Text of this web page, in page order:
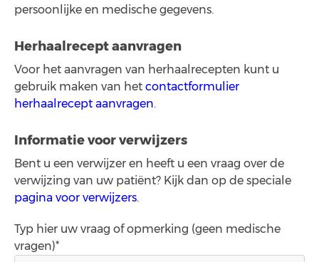
persoonlijke en medische gegevens.
Herhaalrecept aanvragen
Voor het aanvragen van herhaalrecepten kunt u
gebruik maken van het contactformulier
herhaalrecept aanvragen.
Informatie voor verwijzers
Bent u een verwijzer en heeft u een vraag over de
verwijzing van uw patiënt? Kijk dan op de speciale
pagina voor verwijzers.
Typ hier uw vraag of opmerking (geen medische
vragen)*